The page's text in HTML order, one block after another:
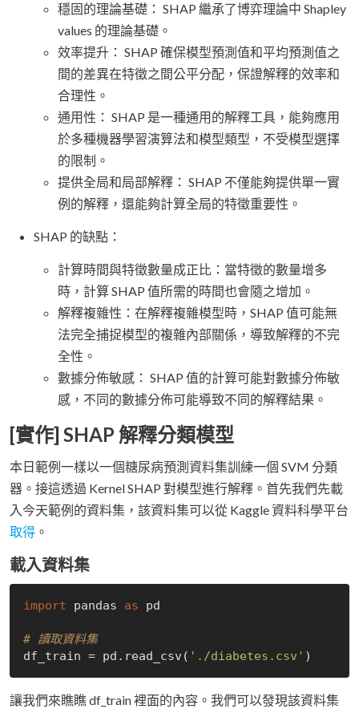
穩固的理論基礎： SHAP 繼承了博弈理論中 Shapley
values 的理論基礎。
效率提升： SHAP 確保模型預測值和平均預測值之
間的差異在特徵之間公平分配，保證解釋的效率和
合理性。
通用性： SHAP 是一種通用的解釋工具，能夠應用
於多種機器學習演算法和模型類型，不受模型選擇
的限制。
提供全局和局部解釋： SHAP 不僅能夠提供單一實
例的解釋，還能夠計算全局的特徵重要性。
SHAP 的缺點：
計算時間與特徵數量成正比：當特徵的數量增多
時，計算 SHAP 值所需的時間也會隨之增加。
解釋複雜性：在解釋複雜模型時，SHAP 值可能無
法完全捕捉模型的複雜內部關係，導致解釋的不完
全性。
數據分佈敏感： SHAP 值的計算可能對數據分佈敏
感，不同的數據分佈可能導致不同的解釋結果。
[實作] SHAP 解釋分類模型
本日範例一樣以一個糖尿病預測資料集訓練一個 SVM 分類
器。接這透過 Kernel SHAP 對模型進行解釋。首先我們先載
入今天範例的資料集，該資料集可以從 Kaggle 資料科學平台
取得 。
載入資料集
import pandas as pd
# 讀取資料集
df_train = pd.read_csv( './diabetes.csv'
讓我們來瞧瞧 df_train 裡面的內容。我們可以發現該資料集